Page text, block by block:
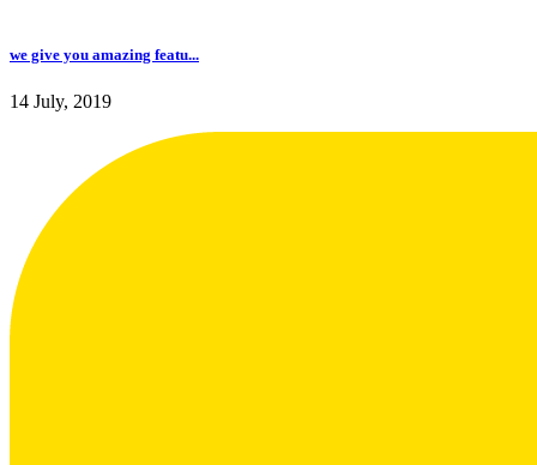
we give you amazing featu...
14 July, 2019